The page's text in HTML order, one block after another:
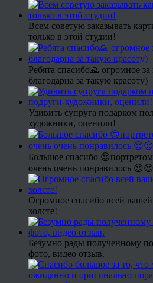
Всем советую заказывать
только в этой студии!
Ребята спасибо🙏 огромное
благодарна за такую красоту)
Удивить супруга подарком
художники, оценили!
Большое спасибо
очень очень понравилось 😍😍
Огромное спасибо всей вашей
холсте!
Безумно рады полученному
фото, видео отзыв.